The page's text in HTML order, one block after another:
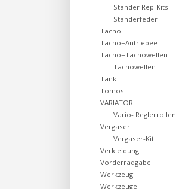
Ständer Rep-Kits
Ständerfeder
Tacho
Tacho+Antriebee
Tacho+Tachowellen
Tachowellen
Tank
Tomos
VARIATOR
Vario- Reglerrollen
Vergaser
Vergaser-Kit
Verkleidung
Vorderradgabel
Werkzeug
Werkzeuge